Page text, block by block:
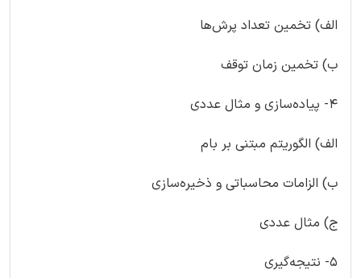
الف) تخمین تعداد پرش‌ها
ب) تخمین زمان توقف
4- پیاده‌سازی و مثال عددی
الف) الگوریتم مبتنی بر بام
ب) الزامات محاسباتی و ذخیره‌سازی
ج) مثال عددی
5- نتیجه‌گیری